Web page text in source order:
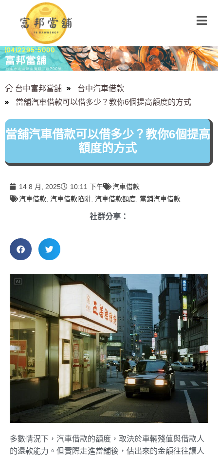
台中富邦當舖
台中汽車借款
當舖汽車借款可以借多少？教你6個提高額度的方式
當舖汽車借款可以借多少？教你6個提高
額度的方式
14 8 月, 2025 10:11 下午
汽車借款
汽車借款 汽車借款陷阱 汽車借款額度 當鋪汽車借款
社群分享：
多數情況下，汽車借款的額度，取決於車輛殘值與借款人
的還款能力。但實際走進當舖後，估出來的金額往往讓人